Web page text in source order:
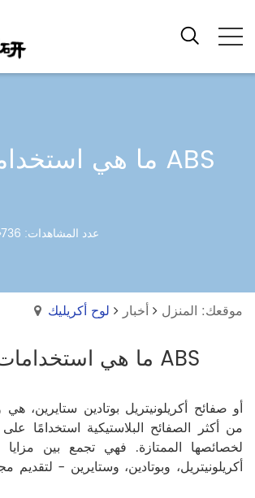
ما هي استخدامات ورقة ABS
عدد المشاهدات: 736
موقعك: المنزل أخبار لوح أكريليك
ما هي استخدامات ورقة ABS
من أكثر الصفائح البلاستيكية استخدامًا
لخصائصها الممتازة. فهي تجمع بين مزايا
أكريلونيتريل، وبوتادين، وستايرين -